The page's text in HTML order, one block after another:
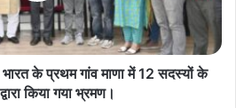
भारत के प्रथम गांव माणा में 12 सदस्यों के
किया गया भ्रमण।